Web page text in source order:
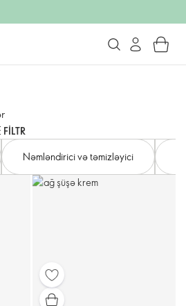
FILTR
Nəmləndirici və təmizləyici